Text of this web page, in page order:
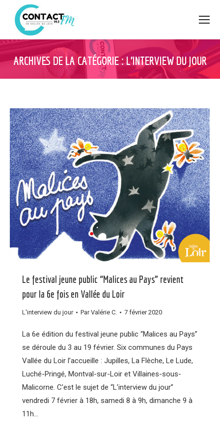
ARCHIVES DE LA CATÉGORIE :L’INTERVIEW DU JOUR
Le festival jeune public “Malices au Pays” revient
pour la 6e fois en Vallée du Loir
L'interview du jour ParValérie C. 7 février 2020
La 6e édition du festival jeune public “Malices au Pays”
se déroule du 3 au 19 février. Six communes du Pays
Vallée du Loir l’accueille : Jupilles, La Flèche, Le Lude,
Luché-Pringé, Montval-sur-Loir et Villaines-sous-
Malicorne. C’est le sujet de “L’interview du jour”
vendredi 7 février à 18h, samedi 8 à 9h, dimanche 9 à
11h…